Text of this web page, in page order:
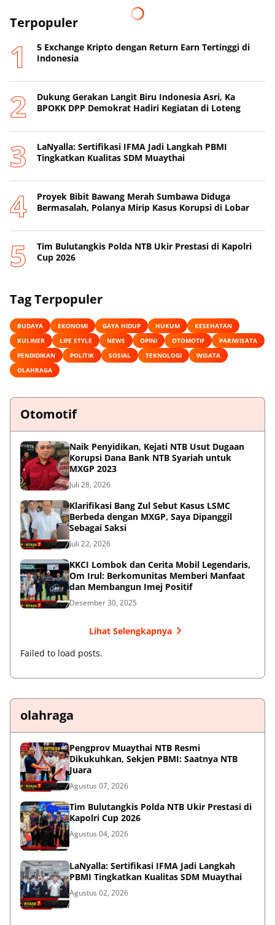
Terpopuler
5 Exchange Kripto dengan Return Earn Tertinggi di
Indonesia
Dukung Gerakan Langit Biru Indonesia Asri, Ka
BPOKK DPP Demokrat Hadiri Kegiatan di Loteng
LaNyalla: Sertifikasi IFMA Jadi Langkah PBMI
Tingkatkan Kualitas SDM Muaythai
Proyek Bibit Bawang Merah Sumbawa Diduga
Bermasalah, Polanya Mirip Kasus Korupsi di Lobar
Tim Bulutangkis Polda NTB Ukir Prestasi di Kapolri
Cup 2026
Tag Terpopuler
BUDAYA EKONOMI GAYA HIDUP HUKUM
KESEHATAN
KULINER
LIFE STYLE NEWS OPINI OTOMOTIF
PARIWISATA
PENDIDIKAN
POLITIK SOSIAL TEKNOLOGI
WISATA
OLAHRAGA
Otomotif
Naik Penyidikan, Kejati NTB Usut Dugaan
Korupsi Dana Bank NTB Syariah untuk
MXGP 2023
Juli 28, 2026
Klarifikasi Bang Zul Sebut Kasus LSMC
Berbeda dengan MXGP, Saya Dipanggil
Sebagai Saksi
Juli 22, 2026
KKCI Lombok dan Cerita Mobil Legendaris,
Om Irul: Berkomunitas Memberi Manfaat
dan Membangun Imej Positif
Desember 30, 2025
Lihat Selengkapnya
Failed to load posts.
olahraga
Pengprov Muaythai NTB Resmi
Dikukuhkan, Sekjen PBMI: Saatnya NTB
Juara
Agustus 07, 2026
Tim Bulutangkis Polda NTB Ukir Prestasi di
Kapolri Cup 2026
Agustus 04, 2026
LaNyalla: Sertifikasi IFMA Jadi Langkah
PBMI Tingkatkan Kualitas SDM Muaythai
Agustus 02, 2026